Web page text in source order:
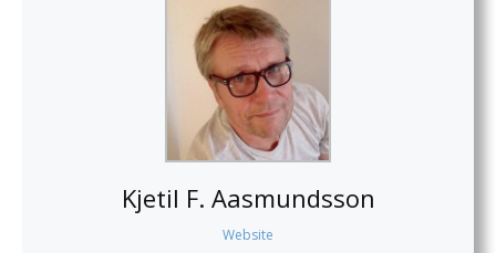
Kjetil F. Aasmundsson
Website